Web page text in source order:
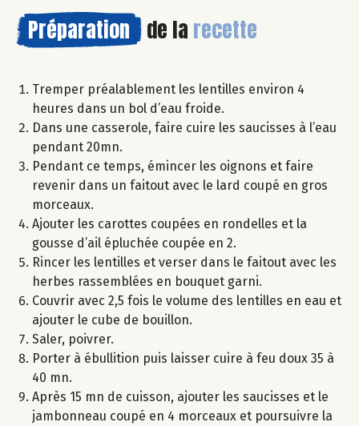
Préparation de la recette
Tremper préalablement les lentilles environ 4
heures dans un bol d’eau froide.
Dans une casserole, faire cuire les saucisses à l’eau
pendant 20mn.
Pendant ce temps, émincer les oignons et faire
revenir dans un faitout avec le lard coupé en gros
morceaux.
Ajouter les carottes coupées en rondelles et la
gousse d’ail épluchée coupée en 2.
Rincer les lentilles et verser dans le faitout avec les
herbes rassemblées en bouquet garni.
Couvrir avec 2,5 fois le volume des lentilles en eau et
ajouter le cube de bouillon.
Saler, poivrer.
Porter à ébullition puis laisser cuire à feu doux 35 à
40 mn.
Après 15 mn de cuisson, ajouter les saucisses et le
jambonneau coupé en 4 morceaux et poursuivre la